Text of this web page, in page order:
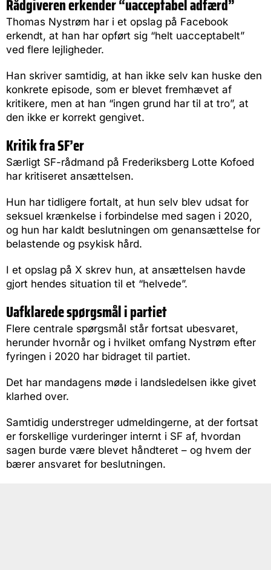
Rådgiveren erkender “uacceptabel adfærd”
Thomas Nystrøm har i et opslag på Facebook
erkendt, at han har opført sig “helt uacceptabelt”
ved flere lejligheder.
Han skriver samtidig, at han ikke selv kan huske den
konkrete episode, som er blevet fremhævet af
kritikere, men at han “ingen grund har til at tro”, at
den ikke er korrekt gengivet.
Kritik fra SF’er
Særligt SF-rådmand på Frederiksberg Lotte Kofoed
har kritiseret ansættelsen.
Hun har tidligere fortalt, at hun selv blev udsat for
seksuel krænkelse i forbindelse med sagen i 2020,
og hun har kaldt beslutningen om genansættelse for
belastende og psykisk hård.
I et opslag på X skrev hun, at ansættelsen havde
gjort hendes situation til et “helvede”.
Uafklarede spørgsmål i partiet
Flere centrale spørgsmål står fortsat ubesvaret,
herunder hvornår og i hvilket omfang Nystrøm efter
fyringen i 2020 har bidraget til partiet.
Det har mandagens møde i landsledelsen ikke givet
klarhed over.
Samtidig understreger udmeldingerne, at der fortsat
er forskellige vurderinger internt i SF af, hvordan
sagen burde være blevet håndteret – og hvem der
bærer ansvaret for beslutningen.